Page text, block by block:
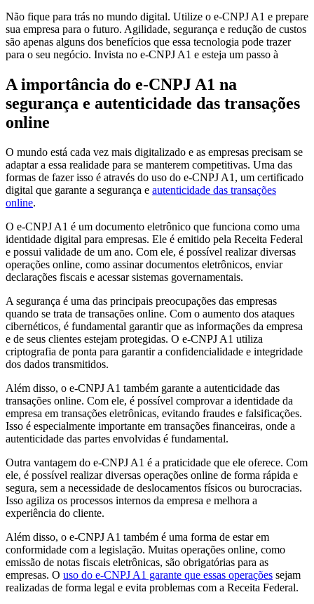
Não fique para trás no mundo digital. Utilize o e-CNPJ A1 e prepare
sua empresa para o futuro. Agilidade, segurança e redução de custos
são apenas alguns dos benefícios que essa tecnologia pode trazer
para o seu negócio. Invista no e-CNPJ A1 e esteja um passo à
A importância do e-CNPJ A1 na
segurança e autenticidade das transações
online
O mundo está cada vez mais digitalizado e as empresas precisam se
adaptar a essa realidade para se manterem competitivas. Uma das
formas de fazer isso é através do uso do e-CNPJ A1, um certificado
digital que garante a segurança e autenticidade das transações
online.
O e-CNPJ A1 é um documento eletrônico que funciona como uma
identidade digital para empresas. Ele é emitido pela Receita Federal
e possui validade de um ano. Com ele, é possível realizar diversas
operações online, como assinar documentos eletrônicos, enviar
declarações fiscais e acessar sistemas governamentais.
A segurança é uma das principais preocupações das empresas
quando se trata de transações online. Com o aumento dos ataques
cibernéticos, é fundamental garantir que as informações da empresa
e de seus clientes estejam protegidas. O e-CNPJ A1 utiliza
criptografia de ponta para garantir a confidencialidade e integridade
dos dados transmitidos.
Além disso, o e-CNPJ A1 também garante a autenticidade das
transações online. Com ele, é possível comprovar a identidade da
empresa em transações eletrônicas, evitando fraudes e falsificações.
Isso é especialmente importante em transações financeiras, onde a
autenticidade das partes envolvidas é fundamental.
Outra vantagem do e-CNPJ A1 é a praticidade que ele oferece. Com
ele, é possível realizar diversas operações online de forma rápida e
segura, sem a necessidade de deslocamentos físicos ou burocracias.
Isso agiliza os processos internos da empresa e melhora a
experiência do cliente.
Além disso, o e-CNPJ A1 também é uma forma de estar em
conformidade com a legislação. Muitas operações online, como
emissão de notas fiscais eletrônicas, são obrigatórias para as
empresas. O uso do e-CNPJ A1 garante que essas operações sejam
realizadas de forma legal e evita problemas com a Receita Federal.